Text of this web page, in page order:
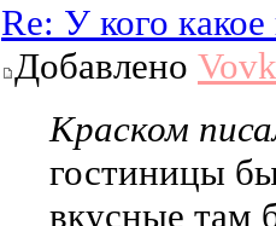
Re: У кого
Добавлено
Краском
гостиницы
вкусные там